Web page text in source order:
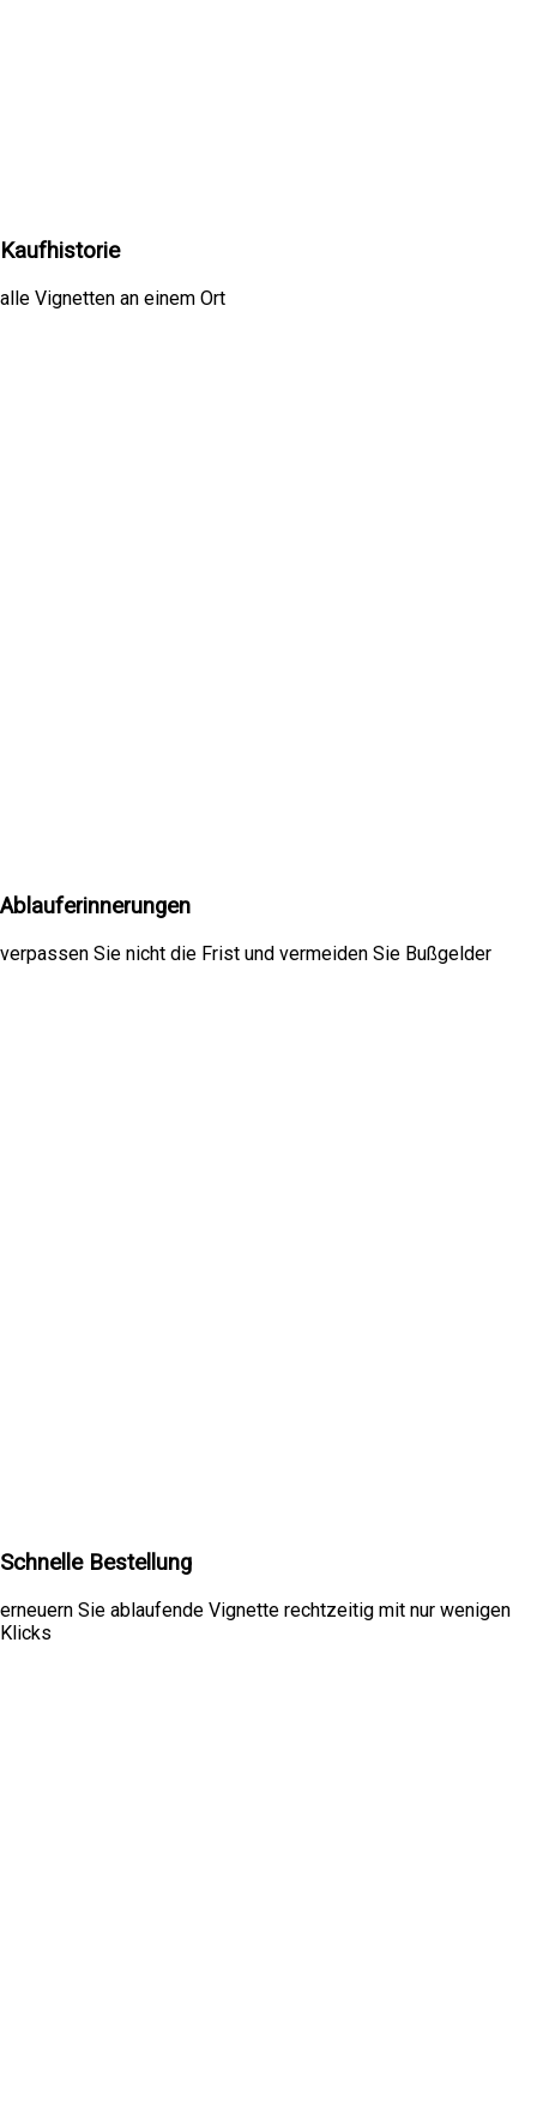
Kaufhistorie
alle Vignetten an einem Ort
Ablauferinnerungen
verpassen Sie nicht die Frist und vermeiden Sie Bußgelder
Schnelle Bestellung
erneuern Sie ablaufende Vignette rechtzeitig mit nur wenigen
Klicks